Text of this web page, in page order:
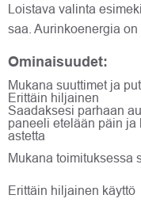
Loistava valinta
saa. Aurinkoenergia
Ominaisuudet:
Mukana suuttimet ja
Erittäin hiljainen
Saadaksesi parhaan
paneeli etelään päin ja
astetta
Mukana toimituksessa
Erittäin hiljainen käyttö